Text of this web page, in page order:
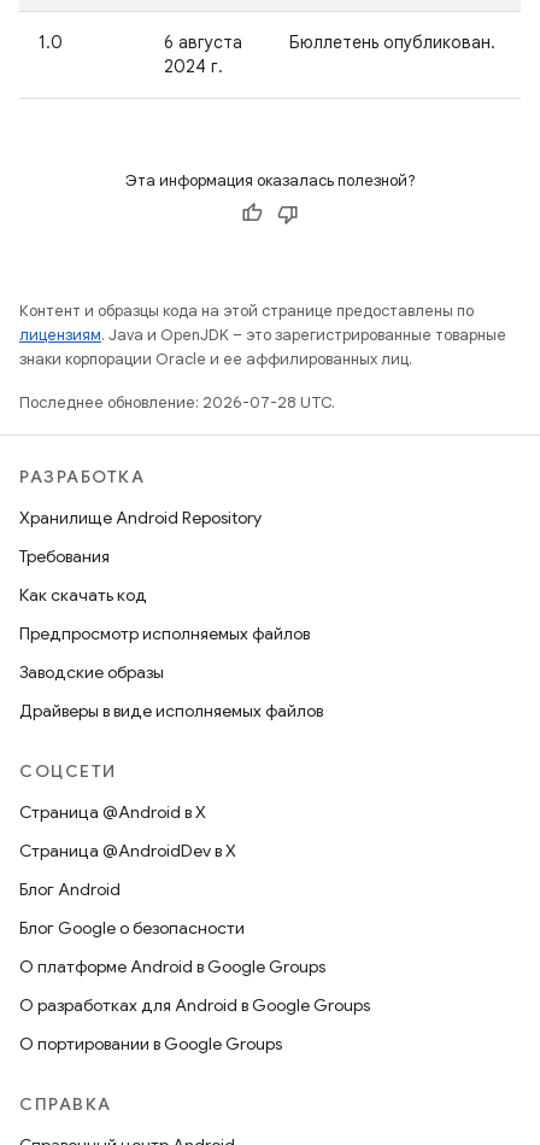
1.0
6 августа
2024 г.
Бюллетень опубликован.
Эта информация оказалась полезной?
Контент и образцы кода на этой странице предоставлены по
лицензиям. Java и OpenJDK – это зарегистрированные товарные
знаки корпорации Oracle и ее аффилированных лиц.
Последнее обновление: 2026-07-28 UTC.
РАЗРАБОТКА
Хранилище Android Repository
Требования
Как скачать код
Предпросмотр исполняемых файлов
Заводские образы
Драйверы в виде исполняемых файлов
СОЦСЕТИ
Страница @Android в X
Страница @AndroidDev в X
Блог Android
Блог Google о безопасности
О платформе Android в Google Groups
О разработках для Android в Google Groups
О портировании в Google Groups
СПРАВКА